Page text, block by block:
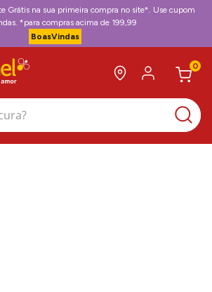
Grátis na sua primeira compra no site*. Use cupom
*para compras acima de 199,99
BoasVindas
0